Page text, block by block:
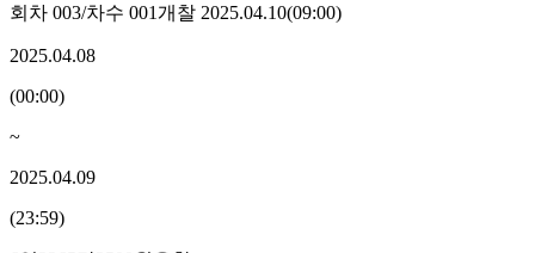
회차 003/차수 001개찰 2025.04.10(09:00)
2025.04.08
(00:00)
~
2025.04.09
(23:59)